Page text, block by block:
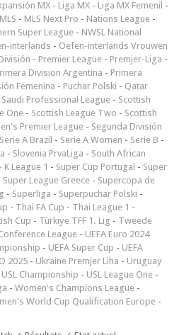
MX - Liga MX - Liga MX Femenil -
MLS - MLS Next Pro - Nations League -
Super League - NWSL National
interlands - Oefen-interlands Vrouwen
- Premier League - Premjer-Liga -
Division Argentina - Primera
Femenina - Puchar Polski - Qatar
Saudi Professional League - Scottish
One - Scottish League Two - Scottish
Premier League - Segunda División
Serie A Brazil - Serie A Women - Serie B -
- Slovenia PrvaLiga - South African
K League 1 - Super Cup Portugal - Süper
Super League Greece - Supercopa de
- Superliga - Superpuchar Polski -
- Thai FA Cup - Thai League 1 -
Cup - Türkiye TFF 1. Lig - Tweede
League - UEFA Euro 2024
- UEFA Super Cup - UEFA
2025 - Ukraine Premjer Liha - Uruguay
USL Championship - USL League One -
- Women's Champions League -
World Cup Qualification Europe -